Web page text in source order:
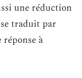
une réduction
traduit par
à